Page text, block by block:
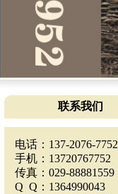
联系我们
电话：137-2076-7752
手机：13720767752
传真：029-88881559
Q Q：1364990043